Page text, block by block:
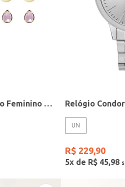
Kit Relógio + Acessório Feminino DOURADO Relógio
UN
R$ 229,90
5x de R$ 45,98